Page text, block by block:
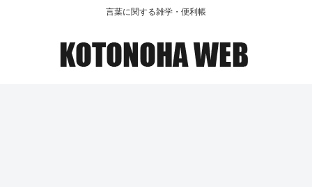
言葉に関する雑学・便利帳